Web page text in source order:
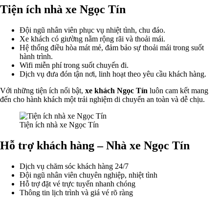
Tiện ích nhà xe Ngọc Tín
Đội ngũ nhân viên phục vụ nhiệt tình, chu đáo.
Xe khách có giường nằm rộng rãi và thoải mái.
Hệ thống điều hòa mát mẻ, đảm bảo sự thoải mái trong suốt
hành trình.
Wifi miễn phí trong suốt chuyến đi.
Dịch vụ đưa đón tận nơi, linh hoạt theo yêu cầu khách hàng.
Với những tiện ích nổi bật, xe khách Ngọc Tín luôn cam kết mang
đến cho hành khách một trải nghiệm di chuyển an toàn và dễ chịu.
Tiện ích nhà xe Ngọc Tín
Hỗ trợ khách hàng – Nhà xe Ngọc Tín
Dịch vụ chăm sóc khách hàng 24/7
Đội ngũ nhân viên chuyên nghiệp, nhiệt tình
Hỗ trợ đặt vé trực tuyến nhanh chóng
Thông tin lịch trình và giá vé rõ ràng